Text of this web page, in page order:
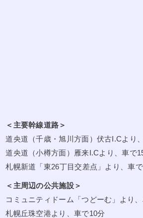
＜主要幹線道路＞
道央道（千歳・旭川方面）伏古I.Cより
道央道（小樽方面）雁来I.Cより、車で
札幌新道「東26丁目交差点」より、車
＜主周辺の公共施設＞
コミュニティドーム「つどーむ」より
札幌丘珠空港より、車で10分